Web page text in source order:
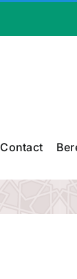
Contact